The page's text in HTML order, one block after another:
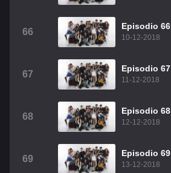
66
Episodio 66
10-12-2018
67
Episodio 67
11-12-2018
68
Episodio 68
12-12-2018
69
Episodio 69
13-12-2018